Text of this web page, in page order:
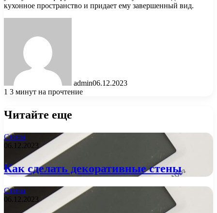
кухонное пространство и придает ему завершенный вид.
admin06.12.2023
1 3 минут на прочтение
Читайте еще
Стены
06.12.2023
Как сделать декоративные стены
Стены
06.12.2023